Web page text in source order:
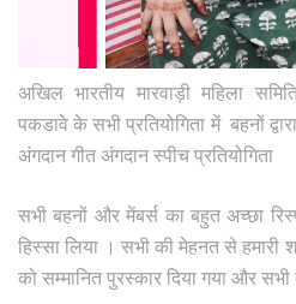
अखिल भारतीय मारवाड़ी महिला
पकडावे के सभी प्रतियोगिता में बहनों
अंगदान गीत अंगदान स्पीच प्रतियोगिता
सभी बहनों और मेंबर्स का बहुत अच्छा
हिस्सा लिया । सभी की मेहनत से हमारी
को सम्मानित पुरस्कार दिया गया और सभी